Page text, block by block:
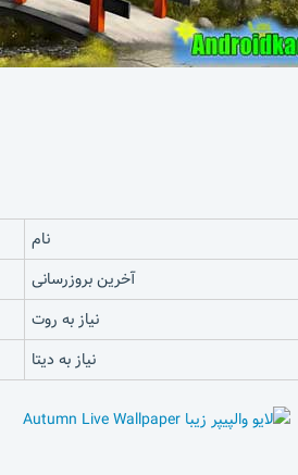
نام
آخرین بروزرسانی
نیاز به روت
نیاز به دیتا